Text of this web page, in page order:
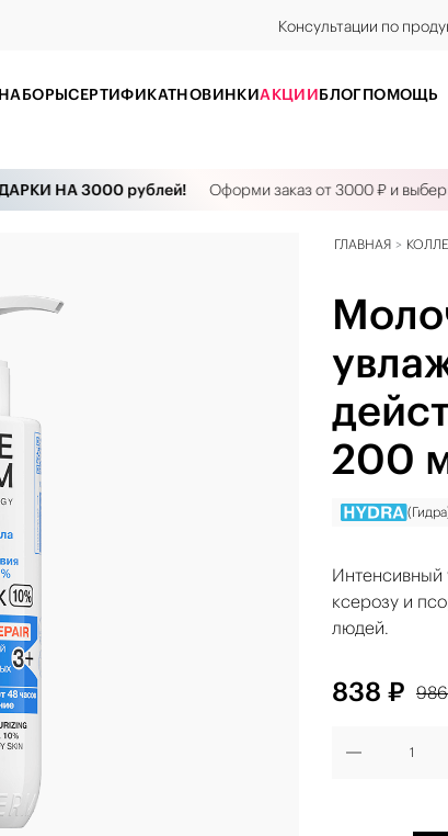
Консультации по
НАБОРЫCЕРТИФИКАТНОВИНКИАКЦИИБЛОГПОМОЩЬ
НА 3000 рублей! Оформи заказ от 3000 ₽ и выбери
ГЛАВНАЯ
200
Интенсивный
ксерозу и
людей.
838 ₽